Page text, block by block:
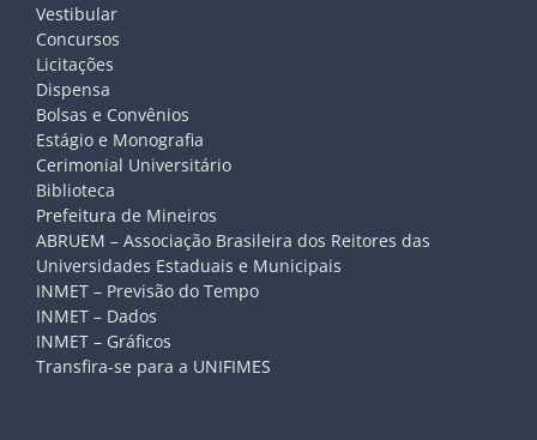
Vestibular
Concursos
Licitações
Dispensa
Bolsas e Convênios
Estágio e Monografia
Cerimonial Universitário
Biblioteca
Prefeitura de Mineiros
ABRUEM – Associação Brasileira dos Reitores das
Universidades Estaduais e Municipais
INMET – Previsão do Tempo
INMET – Dados
INMET – Gráficos
Transfira-se para a UNIFIMES